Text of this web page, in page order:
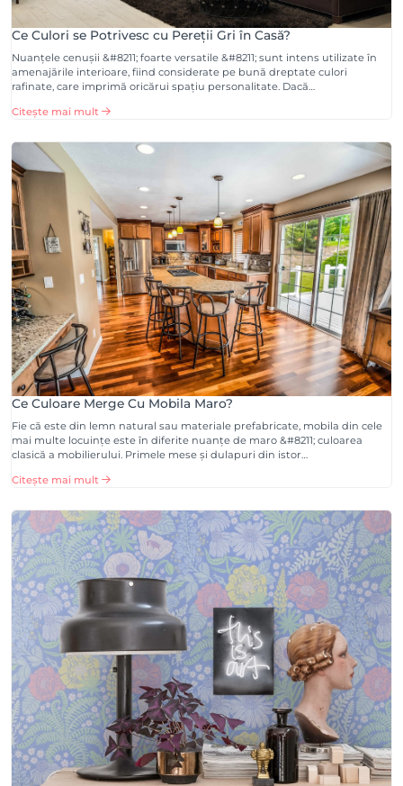
Ce Culori se Potrivesc cu Pereții Gri în Casă?
Nuanțele cenușii &#8211; foarte versatile &#8211; sunt intens utilizate în
amenajările interioare, fiind considerate pe bună dreptate culori
rafinate, care imprimă oricărui spațiu personalitate. Dacă…
Citește mai mult
Ce Culoare Merge Cu Mobila Maro?
Fie că este din lemn natural sau materiale prefabricate, mobila din cele
mai multe locuințe este în diferite nuanțe de maro &#8211; culoarea
clasică a mobilierului. Primele mese și dulapuri din istor…
Citește mai mult